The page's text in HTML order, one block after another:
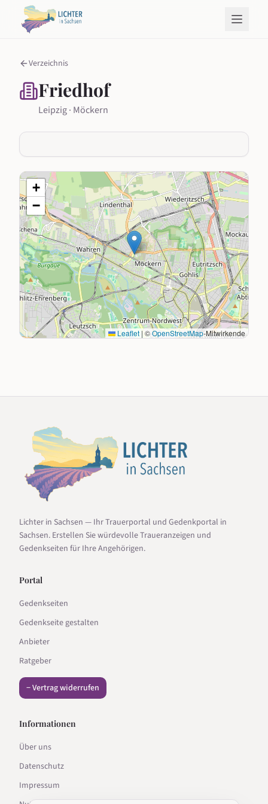
Verzeichnis
Friedhof
Leipzig · Möckern
+
−
Leaflet | ©OpenStreetMap-Mitwirkende
Lichter in Sachsen — Ihr Trauerportal und Gedenkportal in
Sachsen. Erstellen Sie würdevolle Traueranzeigen und
Gedenkseiten für Ihre Angehörigen.
Portal
Gedenkseiten
Gedenkseite gestalten
Anbieter
Ratgeber
− Vertrag widerrufen
Informationen
Über uns
Datenschutz
Impressum